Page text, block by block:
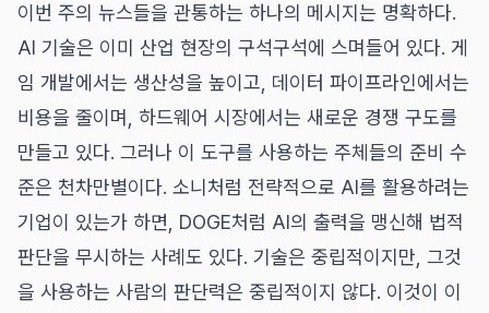
이번 주의 뉴스들을 관통하는 하나의 메시지는 명확하다.
AI 기술은 이미 산업 현장의 구석구석에 스며들어 있다. 게
임 개발에서는 생산성을 높이고, 데이터 파이프라인에서는
비용을 줄이며, 하드웨어 시장에서는 새로운 경쟁 구도를
만들고 있다. 그러나 이 도구를 사용하는 주체들의 준비 수
준은 천차만별이다. 소니처럼 전략적으로 AI를 활용하려는
기업이 있는가 하면, DOGE처럼 AI의 출력을 맹신해 법적
판단을 무시하는 사례도 있다. 기술은 중립적이지만, 그것
을 사용하는 사람의 판단력은 중립적이지 않다. 이것이 이